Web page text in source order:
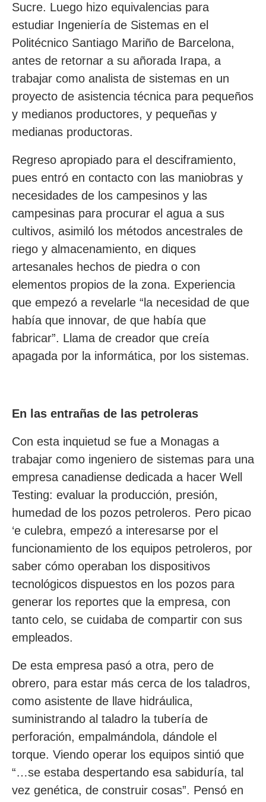
Sucre. Luego hizo equivalencias para
estudiar Ingeniería de Sistemas en el
Politécnico Santiago Mariño de Barcelona,
antes de retornar a su añorada Irapa, a
trabajar como analista de sistemas en un
proyecto de asistencia técnica para pequeños
y medianos productores, y pequeñas y
medianas productoras.
Regreso apropiado para el desciframiento,
pues entró en contacto con las maniobras y
necesidades de los campesinos y las
campesinas para procurar el agua a sus
cultivos, asimiló los métodos ancestrales de
riego y almacenamiento, en diques
artesanales hechos de piedra o con
elementos propios de la zona. Experiencia
que empezó a revelarle “la necesidad de que
había que innovar, de que había que
fabricar”. Llama de creador que creía
apagada por la informática, por los sistemas.
En las entrañas de las petroleras
Con esta inquietud se fue a Monagas a
trabajar como ingeniero de sistemas para una
empresa canadiense dedicada a hacer Well
Testing: evaluar la producción, presión,
humedad de los pozos petroleros. Pero picao
‘e culebra, empezó a interesarse por el
funcionamiento de los equipos petroleros, por
saber cómo operaban los dispositivos
tecnológicos dispuestos en los pozos para
generar los reportes que la empresa, con
tanto celo, se cuidaba de compartir con sus
empleados.
De esta empresa pasó a otra, pero de
obrero, para estar más cerca de los taladros,
como asistente de llave hidráulica,
suministrando al taladro la tubería de
perforación, empalmándola, dándole el
torque. Viendo operar los equipos sintió que
“…se estaba despertando esa sabiduría, tal
vez genética, de construir cosas”. Pensó en